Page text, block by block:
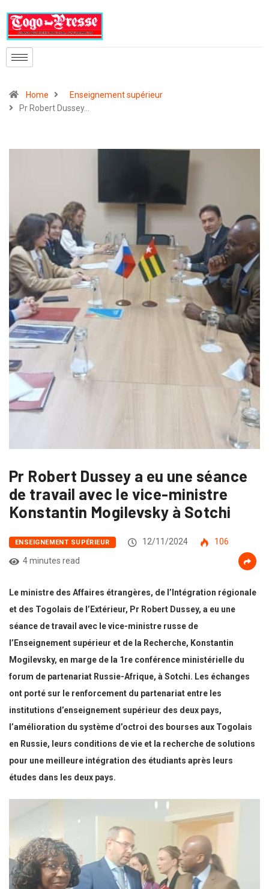
Home
Enseignement supérieur
Pr Robert Dussey…
Pr Robert Dussey a eu une séance
de travail avec le vice-ministre
Konstantin Mogilevsky à Sotchi
ENSEIGNEMENT SUPÉRIEUR 12/11/2024
106
4 minutes read
Le ministre des Affaires étrangères, de l’Intégration régionale
et des Togolais de l’Extérieur, Pr Robert Dussey, a eu une
séance de travail avec le vice-ministre russe de
l’Enseignement supérieur et de la Recherche, Konstantin
Mogilevsky, en marge de la 1re conférence ministérielle du
forum de partenariat Russie-Afrique, à Sotchi. Les échanges
ont porté sur le renforcement du partenariat entre les
institutions d’enseignement supérieur des deux pays,
l’amélioration du système d’octroi des bourses aux Togolais
en Russie, leurs conditions de vie et la recherche de solutions
pour une meilleure intégration des étudiants après leurs
études dans les deux pays.